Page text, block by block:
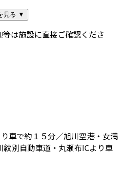
見る ▼
は施設に直接ご確認くださ
車で約１５分／旭川空港・女満
別自動車道・丸瀬布ICより車